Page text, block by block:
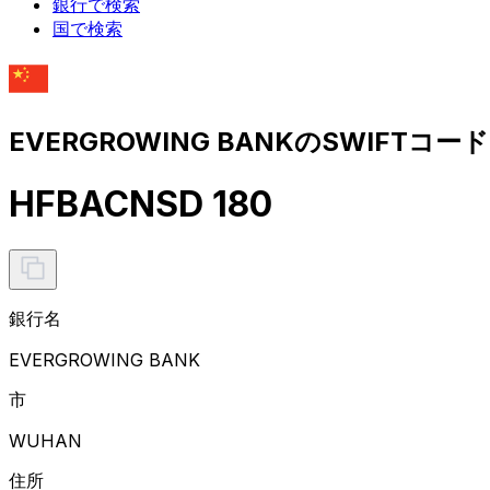
国で検索
EVERGROWING BANKのSWIFTコー
HFBACNSD 180
銀行名
EVERGROWING BANK
市
WUHAN
住所